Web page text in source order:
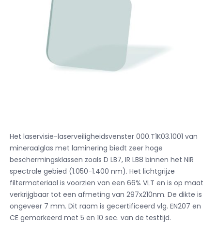
Het laservisie-laserveiligheidsvenster 000.T1K03.1001 van
mineraalglas met laminering biedt zeer hoge
beschermingsklassen zoals D LB7, IR LB8 binnen het NIR
spectrale gebied (1.050-1.400 nm). Het lichtgrijze
filtermateriaal is voorzien van een 66% VLT en is op maat
verkrijgbaar tot een afmeting van 297x210nm. De dikte is
ongeveer 7 mm. Dit raam is gecertificeerd vlg. EN207 en
CE gemarkeerd met 5 en 10 sec. van de testtijd.